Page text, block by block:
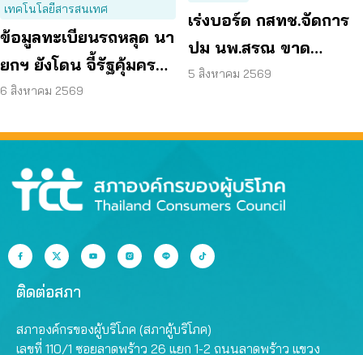
เทคโนโลยีสารสนเทศ
ข้อมูลทะเบียนรถหลุด นา
ยกฯ ยังโดน จี้รัฐคุ้มครอง
ข้อมูลส่วนบุคคล
6 สิงหาคม 2569
เร่งบอร์ด กสทช.จัดการ
ปม นพ.สรณ ขาด
คุณสมบัติ ตามมติ
5 สิงหาคม 2569
ติดต่อสภา
สภาองค์กรของผู้บริโภค (สภาผู้บริโภค)
เลขที่ 110/1 ซอยลาดพร้าว 26 แยก 1-2 ถนนลาดพร้าว แขวง